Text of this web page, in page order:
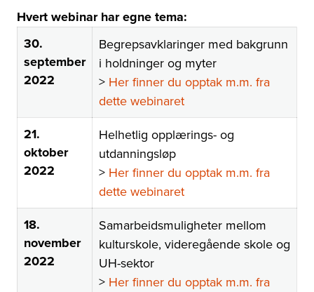
Hvert webinar har egne tema:
30.
september
2022
Begrepsavklaringer med bakgrunn
i holdninger og myter
> Her finner du opptak m.m. fra
dette webinaret
21.
oktober
2022
Helhetlig opplærings- og
utdanningsløp
> Her finner du opptak m.m. fra
dette webinaret
18.
november
2022
Samarbeidsmuligheter mellom
kulturskole, videregående skole og
UH-sektor
> Her finner du opptak m.m. fra